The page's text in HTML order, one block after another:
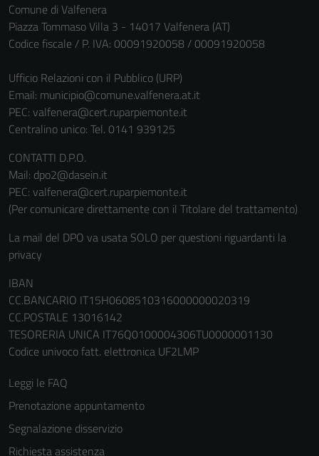
Comune di Valfenera
Piazza Tommaso Villa 3 - 14017 Valfenera (AT)
Codice fiscale / P. IVA: 00091920058 / 00091920058
Ufficio Relazioni con il Pubblico (URP)
Email: municipio@comune.valfenera.at.it
PEC: valfenera@cert.ruparpiemonte.it
Centralino unico: Tel. 0141 939125
CONTATTI D.P.O.
Mail: dpo2@dasein.it
PEC: valfenera@cert.ruparpiemonte.it
(Per comunicare direttamente con il Titolare del trattamento)
La mail del DPO va usata SOLO per questioni riguardanti la
privacy
IBAN
CC.BANCARIO IT15H0608510316000000020319
CC.POSTALE 13016142
TESORERIA UNICA IT76Q0100004306TU0000001130
Codice univoco fatt. elettronica UF2LMP
Leggi le FAQ
Prenotazione appuntamento
Segnalazione disservizio
Richiesta assistenza
per il
funzionamento
essere
disabilitati.
personali.